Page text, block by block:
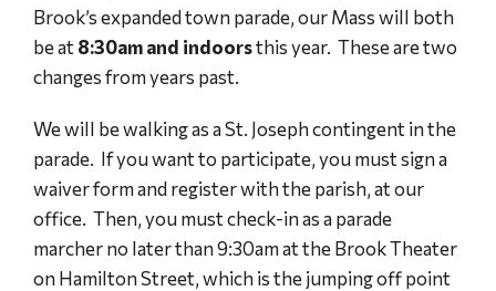
Brook’s expanded town parade, our Mass will both
be at 8:30am and indoorsthis year. These are two
changes from years past.
We will be walking as a St. Joseph contingent in the
parade. If you want to participate, you must sign a
waiver form and register with the parish, at our
office. Then, you must check-in as a parade
marcher no later than 9:30am at the Brook Theater
on Hamilton Street, which is the jumping off point